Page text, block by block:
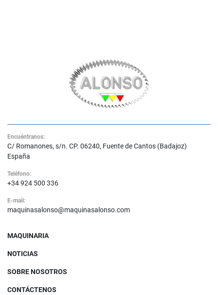
Encuéntranos:
C/ Romanones, s/n. CP. 06240, Fuente de Cantos (Badajoz)
España
Teléfono:
+34 924 500 336
E-mail:
maquinasalonso@maquinasalonso.com
MAQUINARIA
NOTICIAS
SOBRE NOSOTROS
CONTÁCTENOS